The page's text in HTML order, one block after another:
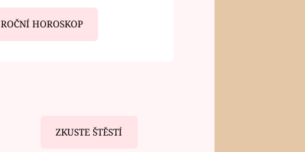
ROČNÍ HOROSKOP
ZKUSTE ŠTĚSTÍ